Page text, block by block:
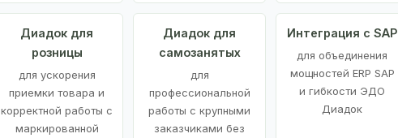
Диадок для
розницы
для ускорения
приемки товара и
корректной работы с
маркированной
Диадок для
самозанятых
для
профессиональной
работы с крупными
заказчиками без
Интеграция с SAP
для объединения
мощностей ERP SAP
и гибкости ЭДО
Диадок